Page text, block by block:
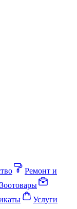
Ремонт и
Зоотовары
Услуги